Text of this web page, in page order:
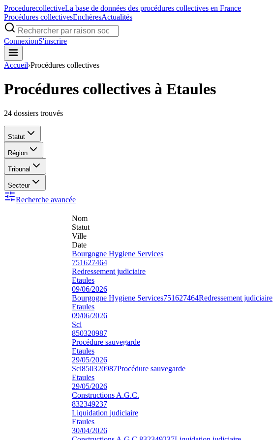
ProcedurecollectiveLa base de données des procédures collectives en France
Procédures collectivesEnchèresActualités
ConnexionS'inscrire
Accueil›Procédures collectives
Procédures collectives à Etaules
24 dossiers trouvés
Statut
Région
Tribunal
Secteur
Recherche avancée
Nom
Statut
Ville
Date
Bourgogne Hygiene Services
751627464
Redressement judiciaire
Etaules
09/06/2026
Bourgogne Hygiene Services751627464Redressement judiciaire
Etaules
09/06/2026
Scl
850320987
Procédure sauvegarde
Etaules
29/05/2026
Scl850320987Procédure sauvegarde
Etaules
29/05/2026
Constructions A.G.C.
832349237
Liquidation judiciaire
Etaules
30/04/2026